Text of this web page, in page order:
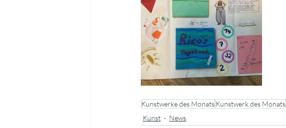
Kunstwerke des MonatsKunstwerk des Monats
Kunst
News